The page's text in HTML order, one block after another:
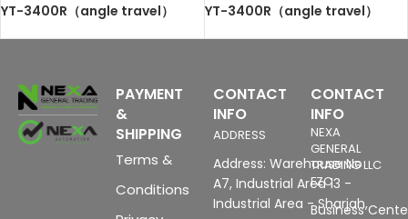
YT-3400R（angle travel） YT-3400R（angle travel）
PAYMENT
&
SHIPPING
Terms &
Conditions
CONTACT
INFO
ADDRESS
Address: Warehouse No
A7, Industrial Area 13 -
Industrial Area - Sharjah,
CONTACT
INFO
NEXA
GENERAL
TRADING LLC
FZC
Business